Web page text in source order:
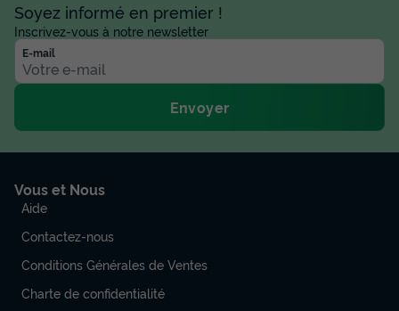
Soyez informé en premier !
Inscrivez-vous à notre newsletter
E-mail
Envoyer
Vous et Nous
Aide
Contactez-nous
Conditions Générales de Ventes
Charte de confidentialité